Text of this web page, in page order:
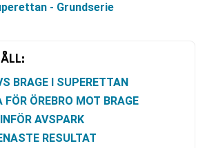
- Grundserie
BRAGE I SUPERETTAN
FÖR ÖREBRO MOT BRAGE
AVSPARK
RESULTAT